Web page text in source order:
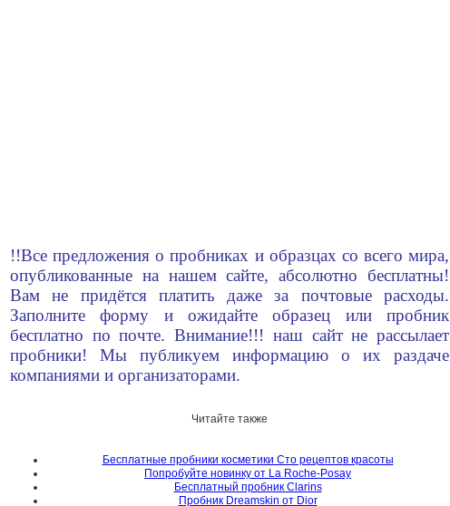
!!Все предложения о пробниках и образцах со всего мира,
опубликованные на нашем сайте, абсолютно бесплатны!
Вам не придётся платить даже за почтовые расходы.
Заполните форму и ожидайте образец или пробник
бесплатно по почте. Внимание!!! наш сайт не рассылает
пробники! Мы публикуем информацию о их раздаче
компаниями и организаторами.
Читайте также
Бесплатные пробники косметики Сто рецептов красоты
Попробуйте новинку от La Roche-Posay
Бесплатный пробник Clarins
Пробник Dreamskin от Dior